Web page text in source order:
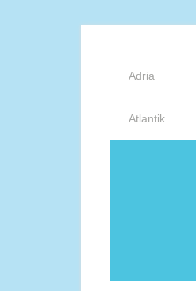
Adria
Atlantik